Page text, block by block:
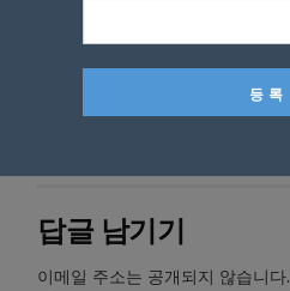
답글 남기기
이메일 주소는 공개되지 않습니다.